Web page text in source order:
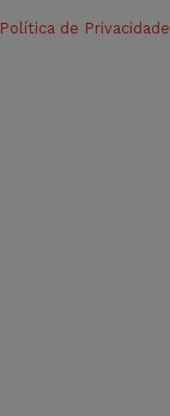
Política de Privacidade